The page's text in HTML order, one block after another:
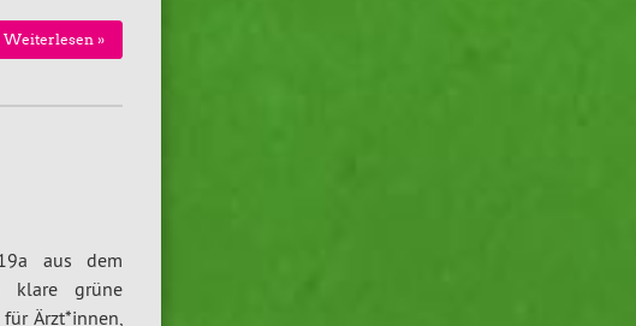
Weiterlesen »
aus dem
klare grüne
Ärzt*innen,